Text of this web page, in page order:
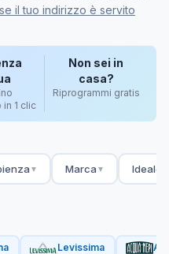
il tuo indirizzo è servito
in 1 clic
Non sei in
casa?
Riprogrammi gratis
▼ Marca ▼ Ideale
Levissima